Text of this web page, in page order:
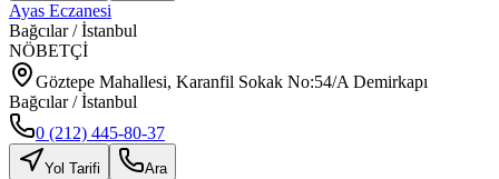
Ayas Eczanesi
Bağcılar/İstanbul
NÖBETÇİ
Göztepe Mahallesi, Karanfil Sokak No:54/A Demirkapı
Bağcılar / İstanbul
0 (212) 445-80-37
Yol Tarifi Ara